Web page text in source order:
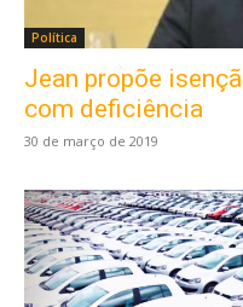
Política
Jean propõe
com deficiência
30 de março de 2019